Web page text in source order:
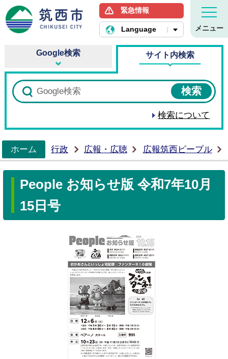
筑西市ホームページ
緊急情報
Language メニュー
Google検索 サイト内検索
検索について
ホーム
行政 広報・広聴 広報筑西ピープル
People お知らせ版 令和7年10月
15日号